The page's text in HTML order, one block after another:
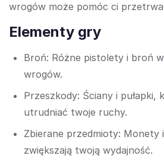
wrogów może pomóc ci
Elementy gry
Broń: Różne pistolety i broń
wrogów.
Przeszkody: Ściany i pułapki,
utrudniać twoje ruchy.
Zbierane przedmioty:
zwiększają twoją wydajność.